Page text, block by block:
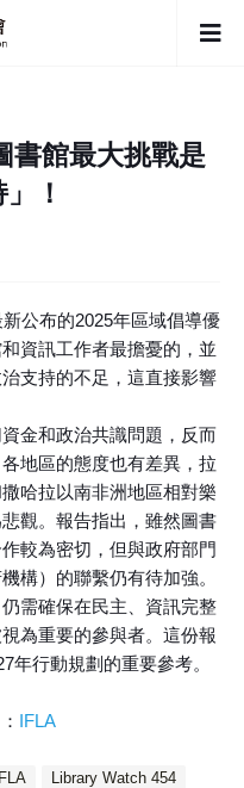
書館最大挑戰是
！
公布的2025年區域倡導優
資訊工作者最擔憂的，並
支持的不足，這直接影響
金和政治共識問題，反而
地區的態度也有差異，拉
哈拉以南非洲地區相對樂
觀。報告指出，雖然圖書
較為密切，但與政府部門
構）的聯繫仍有待加強。
需確保在民主、資訊完整
為重要的參與者。這份報
年行動規劃的重要參考。
IFLA
IFLA Library Watch 454